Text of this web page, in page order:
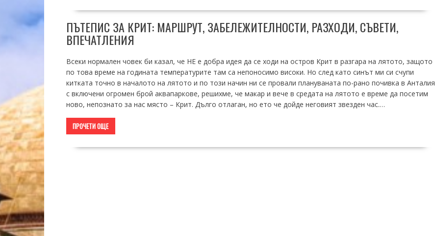
ПЪТЕПИС ЗА КРИТ: МАРШРУТ, ЗАБЕЛЕЖИТЕЛНОСТИ, РАЗХОДИ, СЪВЕТИ,
ВПЕЧАТЛЕНИЯ
Всеки нормален човек би казал, че НЕ е добра идея да се ходи на остров Крит в разгара на лятото, защото
по това време на годината температурите там са непоносимо високи. Но след като синът ми си счупи
китката точно в началото на лятото и по този начин ни се провали плануваната по-рано почивка в Анталия
с включени огромен брой аквапаркове, решихме, че макар и вече в средата на лятото е време да посетим
ново, непознато за нас място – Крит. Дълго отлаган, но ето че дойде неговият звезден час.…
ПРОЧЕТИ ОЩЕ